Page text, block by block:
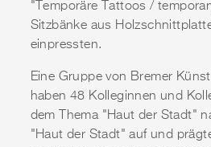
"Temporäre Tattoos /
Sitzbänke aus
einpressten.
Eine Gruppe von Bremer
haben 48 Kolleginnen und
dem Thema "Haut der Stadt"
"Haut der Stadt" auf und